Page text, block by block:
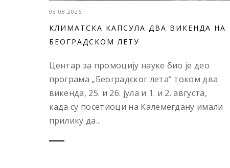
03.08.2026
КЛИМАТСКА КАПСУЛА ДВА ВИКЕНДА НА
БЕОГРАДСКОМ ЛЕТУ
Центар за промоцију науке био је део
програма „Београдског лета“ током два
викенда, 25. и 26. јула и 1. и 2. августа,
када су посетиоци на Калемегдану имали
прилику да...